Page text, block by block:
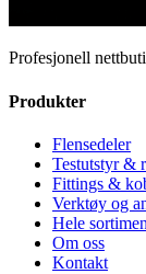
Profesjonell
Produkter
Flensedeler
Testutstyr &
Fittings &
Verktøy og
Hele
Om oss
Kontakt